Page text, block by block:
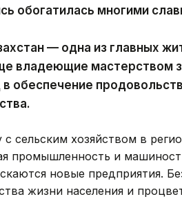
обогатилась многими
— одна из главных
владеющие мастерством
обеспечение
сельским хозяйством в
промышленность и
новые предприятия.
жизни населения и